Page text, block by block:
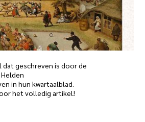
dat geschreven is door de
in hun kwartaalblad.
het volledig artikel!